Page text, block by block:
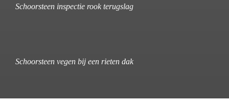
Schoorsteen inspectie rook terugslag
Schoorsteen vegen bij een rieten dak